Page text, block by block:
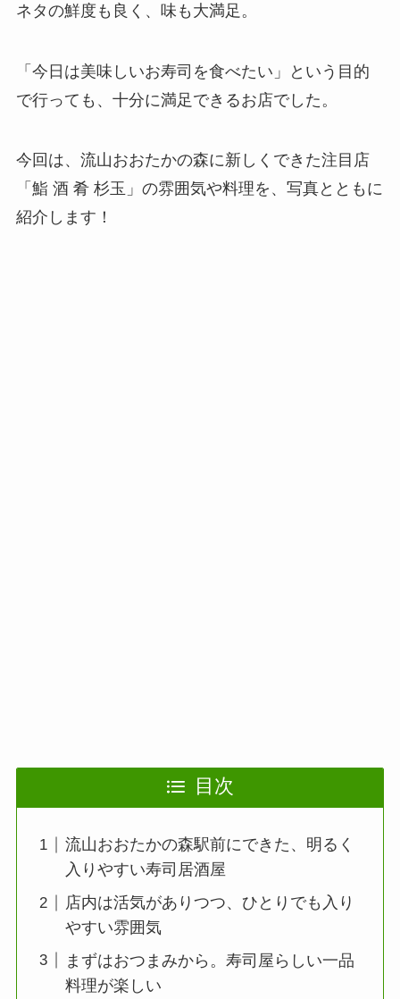
ネタの鮮度も良く、味も大満足。
「今日は美味しいお寿司を食べたい」という目的
で行っても、十分に満足できるお店でした。
今回は、流山おおたかの森に新しくできた注目店
「鮨 酒 肴 杉玉」の雰囲気や料理を、写真とともに
紹介します！
目次
流山おおたかの森駅前にできた、明るく
入りやすい寿司居酒屋
店内は活気がありつつ、ひとりでも入り
やすい雰囲気
まずはおつまみから。寿司屋らしい一品
料理が楽しい